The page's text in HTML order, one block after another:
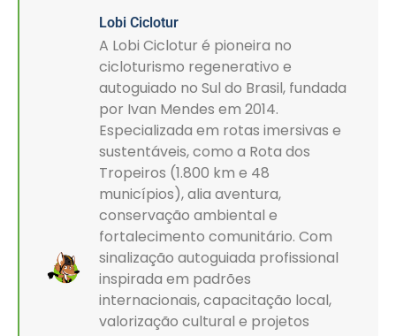
Lobi Ciclotur
A Lobi Ciclotur é pioneira no
cicloturismo regenerativo e
autoguiado no Sul do Brasil, fundada
por Ivan Mendes em 2014.
Especializada em rotas imersivas e
sustentáveis, como a Rota dos
Tropeiros (1.800 km e 48
municípios), alia aventura,
conservação ambiental e
fortalecimento comunitário. Com
sinalização autoguiada profissional
inspirada em padrões
internacionais, capacitação local,
valorização cultural e projetos